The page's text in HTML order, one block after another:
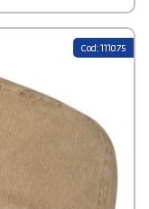
Cod: 111075